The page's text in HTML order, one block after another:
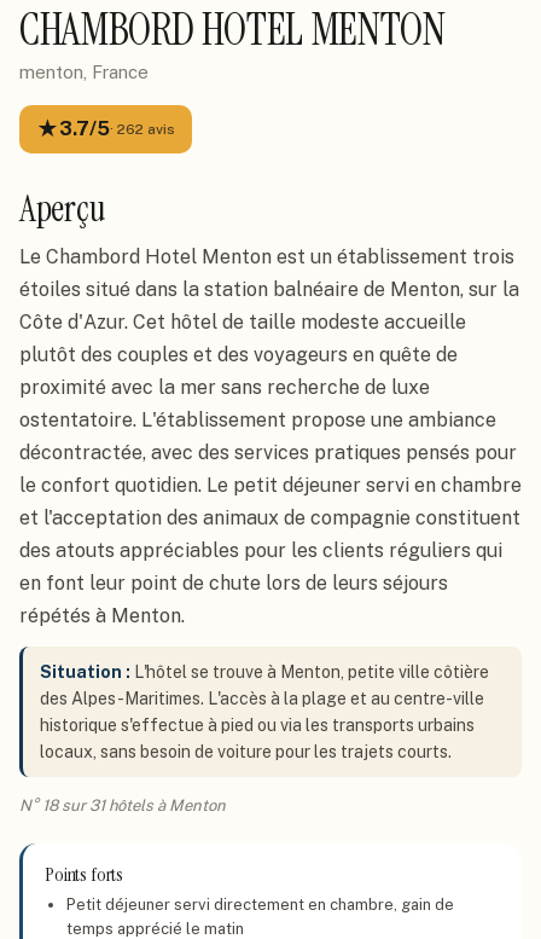
CHAMBORD HOTEL MENTON
menton, France
★3.7/5· 262 avis
Aperçu
Le Chambord Hotel Menton est un établissement trois
étoiles situé dans la station balnéaire de Menton, sur la
Côte d'Azur. Cet hôtel de taille modeste accueille
plutôt des couples et des voyageurs en quête de
proximité avec la mer sans recherche de luxe
ostentatoire. L'établissement propose une ambiance
décontractée, avec des services pratiques pensés pour
le confort quotidien. Le petit déjeuner servi en chambre
et l'acceptation des animaux de compagnie constituent
des atouts appréciables pour les clients réguliers qui
en font leur point de chute lors de leurs séjours
répétés à Menton.
Situation : L'hôtel se trouve à Menton, petite ville côtière
des Alpes-Maritimes. L'accès à la plage et au centre-ville
historique s'effectue à pied ou via les transports urbains
locaux, sans besoin de voiture pour les trajets courts.
N° 18 sur 31 hôtels à Menton
Points forts
Petit déjeuner servi directement en chambre, gain de
temps apprécié le matin